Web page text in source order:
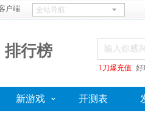
户端
排行榜
1刀爆充值 好
新游戏 开测表